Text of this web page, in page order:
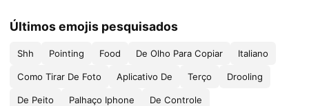
Últimos emojis pesquisados
Shh Pointing Food De Olho Para Copiar Italiano
Como Tirar De Foto Aplicativo De Terço Drooling
De Peito Palhaço Iphone De Controle